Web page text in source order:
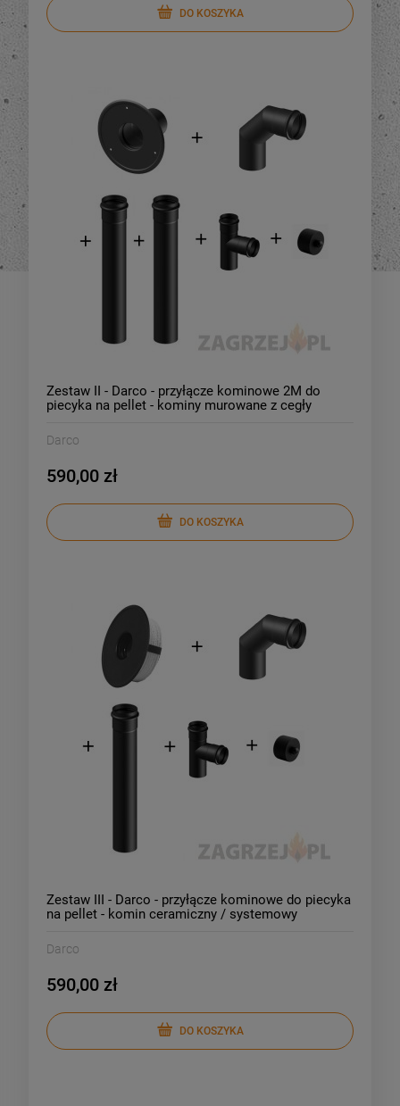
DO KOSZYKA
Zestaw II - Darco - przyłącze kominowe 2M do
piecyka na pellet - kominy murowane z cegły
Darco
590,00 zł
DO KOSZYKA
Zestaw III - Darco - przyłącze kominowe do piecyka
na pellet - komin ceramiczny / systemowy
Darco
590,00 zł
DO KOSZYKA